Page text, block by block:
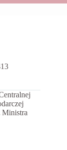
Ministra